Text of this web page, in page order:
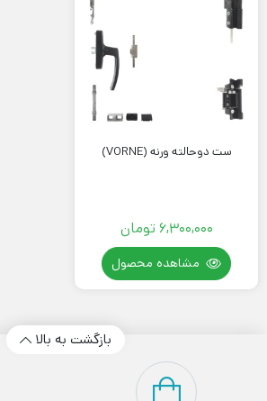
ست دوحالته ورنه (VORNE)
6,300,000 تومان
مشاهده محصول
بازگشت به بالا